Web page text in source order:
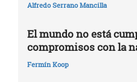
Alfredo Serrano Mancilla
El mundo no está
compromisos con la
Fermín Koop